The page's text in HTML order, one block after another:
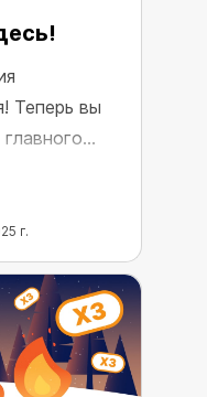
Теперь вы
г.